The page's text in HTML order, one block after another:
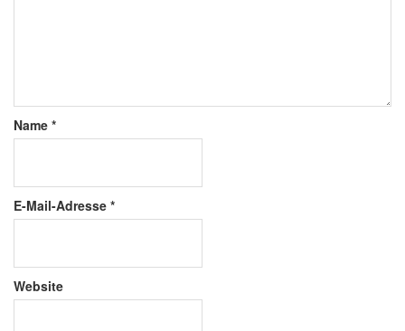
Name *
E-Mail-Adresse *
Website